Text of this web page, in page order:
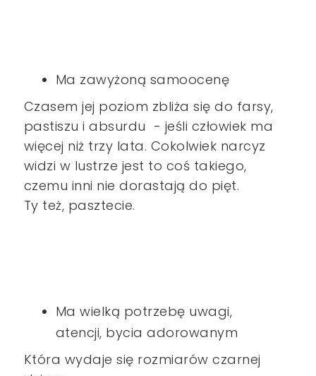
Ma zawyżoną samoocenę
Czasem jej poziom zbliża się do farsy,
pastiszu i absurdu - jeśli człowiek ma
więcej niż trzy lata. Cokolwiek narcyz
widzi w lustrze jest to coś takiego,
czemu inni nie dorastają do pięt.
Ty też, pasztecie.
Ma wielką potrzebę uwagi,
atencji, bycia adorowanym
Która wydaje się rozmiarów czarnej